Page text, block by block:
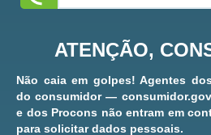
ATENÇÃO,
Não caia em golpes! Agentes
do consumidor —
e dos Procons não entram em
para solicitar dados pessoais.